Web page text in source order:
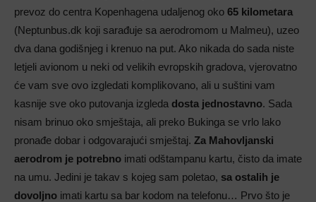
prevoz do centra Kopenhagena udaljenog oko 65 kilometara
(Neptunbus.dk koji sarađuje sa aerodromom u Malmeu), uzeo
dva dana godišnjeg i krenuo na put. Ako nikada do sada niste
letjeli avionom u neki od velikih evropskih gradova, vjerovatno
će vam sve ovo izgledati komplikovano, ali u suštini vam
kasnije sve oko putovanja izgleda dosta jednostavno. Sada
nisam brinuo oko smještaja, ali preko Bukinga se vrlo lako
pronađe dobar i odgovarajući smještaj. Za Mahovljanski
aerodrom je potrebno imati odštampanu kartu, čisto da imate
na umu. Jedini je takav s kojeg sam poletao, sa ostalih je
dovoljno imati kartu sa bar kodom na telefonu… Prvo što je